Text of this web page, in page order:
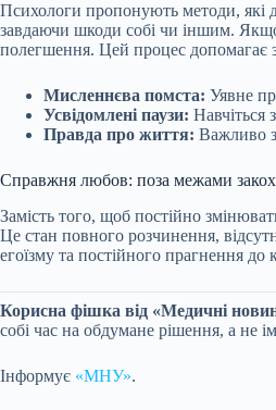
Психологи пропонують методи, які
завдаючи шкоди собі чи іншим. Якщо
полегшення. Цей процес допомагає
Мисленнєва помста: Уявне
Усвідомлені паузи: Навчіться
Правда про життя: Важливо
Справжня любов: поза межами
Замість того, щоб постійно
Це стан повного розчинення,
егоїзму та постійного прагнення до
Корисна фішка від «Медичні
собі час на обдумане рішення, а не
Інформує «МНУ».